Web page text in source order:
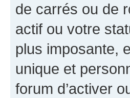
de carrés ou de
actif ou votre
plus imposante,
unique et
forum d’activer